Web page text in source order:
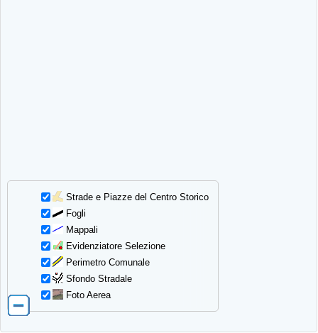
Strade e Piazze del Centro Storico
Fogli
Mappali
Evidenziatore Selezione
Perimetro Comunale
Sfondo Stradale
Foto Aerea